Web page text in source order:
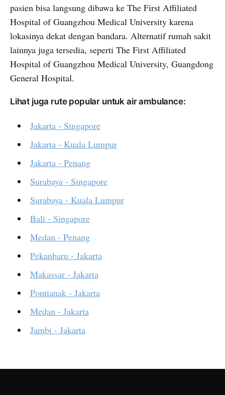
pasien bisa langsung dibawa ke The First Affiliated
Hospital of Guangzhou Medical University karena
lokasinya dekat dengan bandara. Alternatif rumah sakit
lainnya juga tersedia, seperti The First Affiliated
Hospital of Guangzhou Medical University, Guangdong
General Hospital.
Lihat juga rute popular untuk air ambulance:
Jakarta - Singapore
Jakarta - Kuala Lumpur
Jakarta - Penang
Surabaya - Singapore
Surabaya - Kuala Lumpur
Bali - Singapore
Medan - Penang
Pekanbaru - Jakarta
Makassar - Jakarta
Pontianak - Jakarta
Medan - Jakarta
Jambi - Jakarta